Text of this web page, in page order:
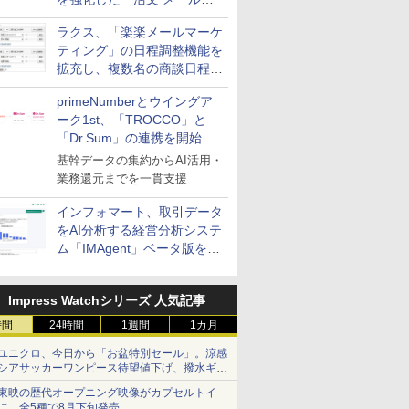
送信防止アドインサービス」
を提供
ラクス、「楽楽メールマーケ
ティング」の日程調整機能を
拡充し、複数名の商談日程調
整を効率化
primeNumberとウイングア
ーク1st、「TROCCO」と
「Dr.Sum」の連携を開始
基幹データの集約からAI活用・
業務還元までを一貫支援
インフォマート、取引データ
をAI分析する経営分析システ
ム「IMAgent」ベータ版を提
Impress Watchシリーズ 人気記事
24時間 1週間 1カ月
ニクロ、今日から「お盆特別セール」。涼感
アサッカーワンピース待望値下げ、撥水ギア
ョーツは1990円に
映の歴代オープニング映像がカプセルトイ